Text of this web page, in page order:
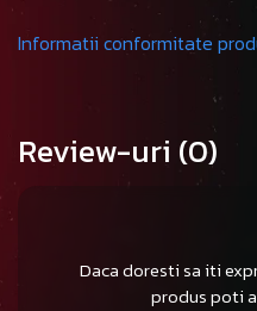
Informatii conformitate
Review-uri (0)
Daca doresti sa iti
produs poti